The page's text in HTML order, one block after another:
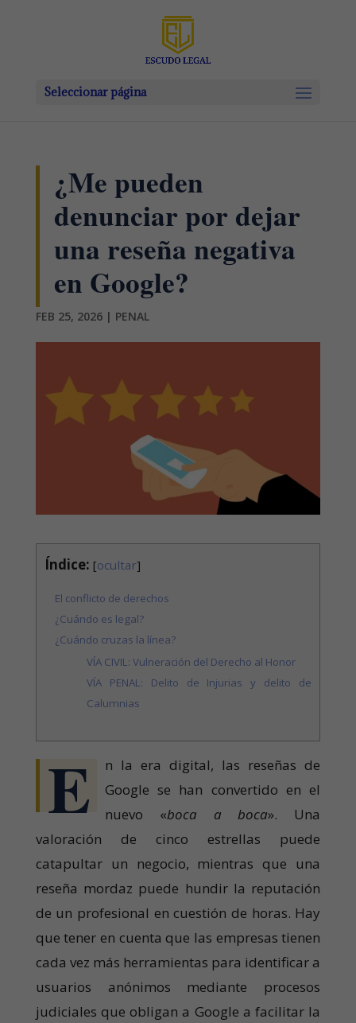
Seleccionar página
¿Me pueden
denunciar por dejar
una reseña negativa
en Google?
FEB 25, 2026| PENAL
Índice: [ocultar]
El conflicto de derechos
¿Cuándo es legal?
¿Cuándo cruzas la línea?
VÍA CIVIL: Vulneración del Derecho al Honor
VÍA PENAL: Delito de Injurias y delito de
Calumnias
E
n la era digital, las reseñas de
Google se han convertido en el
nuevo «boca a boca». Una
valoración de cinco estrellas puede
catapultar un negocio, mientras que una
reseña mordaz puede hundir la reputación
de un profesional en cuestión de horas. Hay
que tener en cuenta que las empresas tienen
cada vez más herramientas para identificar a
usuarios anónimos mediante procesos
judiciales que obligan a Google a facilitar la